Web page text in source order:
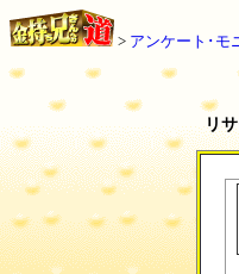
> アンケート･モ
リ